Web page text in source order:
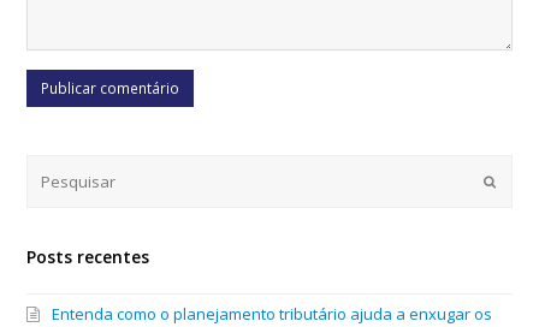
Submit
Posts recentes
Entenda como o planejamento tributário ajuda a enxugar os